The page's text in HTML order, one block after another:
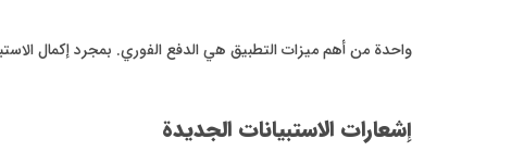
واحدة من أهم ميزات التطبيق هي الدفع الفوري. بمجرد إكمال
إشعارات الاستبيانات الجديدة